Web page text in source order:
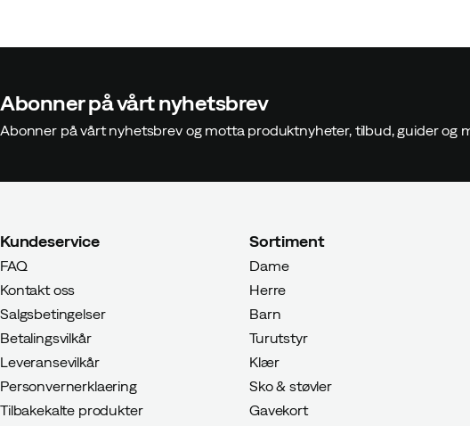
Abonner på vårt nyhetsbrev
Abonner på vårt nyhetsbrev og motta produktnyheter, tilbud, guider og
Kundeservice
FAQ
Kontakt oss
Salgsbetingelser
Betalingsvilkår
Leveransevilkår
Personvernerklaering
Tilbakekalte produkter
Sortiment
Dame
Herre
Barn
Turutstyr
Klær
Sko & støvler
Gavekort